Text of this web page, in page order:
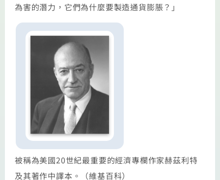
為害的潛力，它們為什麼要製造通貨膨脹？」
被稱為美國20世紀最重要的經濟專欄作家赫茲利特
及其著作中譯本。（維基百科）